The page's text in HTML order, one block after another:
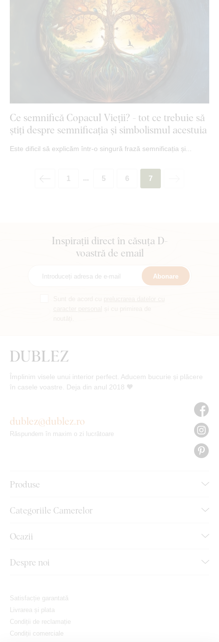
Ce semnifică Copacul Vieții? - tot ce trebuie să
știți despre semnificația și simbolismul acestuia
Este dificil să explicăm într-o singură frază semnificația și...
1 ... 5 6 7
Inspirații direct în căsuța D-
voastră de email
Abonare
Împlinim visele unui interior perfect. Aducem bucurie și plăcere
în casele voastre. Deja din anul 2018 🧡
Produse
Categoriile Camerelor
Ocazii
Despre noi
dublez@dublez.ro
Răspundem în maxim o zi lucrătoare
Satisfacție garantată
Livrarea și plata
Condiții de reclamație
Condiții comerciale